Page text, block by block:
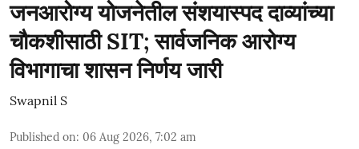
जनआरोग्य योजनेतील संशयास्पद दाव्यांच्या
चौकशीसाठी SIT; सार्वजनिक आरोग्य
विभागाचा शासन निर्णय जारी
Swapnil S
Published on: 06 Aug 2026, 7:02 am